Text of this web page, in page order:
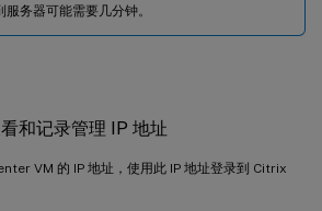
务器可能需要几分钟。
和记录管理 IP 地址
VM 的 IP 地址，使用此 IP 地址登录到 Citrix